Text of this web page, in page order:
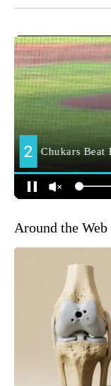
Around the Web